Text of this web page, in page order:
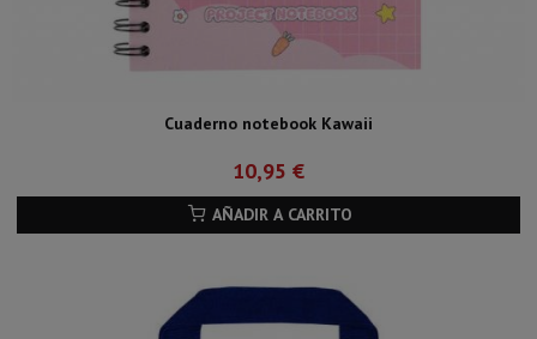
Cuaderno notebook Kawaii
10,95 €
AÑADIR A CARRITO